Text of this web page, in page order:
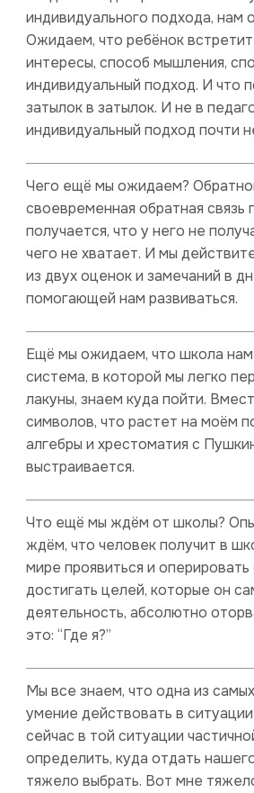
индивидуального подхода, нам
Ожидаем, что ребёнок
интересы, способ мышления,
индивидуальный подход. И что
затылок в затылок. И не в
индивидуальный подход почти
Чего ещё мы ожидаем?
своевременная обратная
получается, что у него не
чего не хватает. И мы
из двух оценок и замечаний в
помогающей нам развиваться.
Ещё мы ожидаем, что школа нам
система, в которой мы легко
лакуны, знаем куда пойти.
символов, что растет на моём
алгебры и хрестоматия с
выстраивается.
Что ещё мы ждём от школы?
ждём, что человек получит в
мире проявиться и
достигать целей, которые он
деятельность, абсолютно
это: “Где я?”
Мы все знаем, что одна из
умение действовать в
сейчас в той ситуации
определить, куда отдать
тяжело выбрать. Вот мне